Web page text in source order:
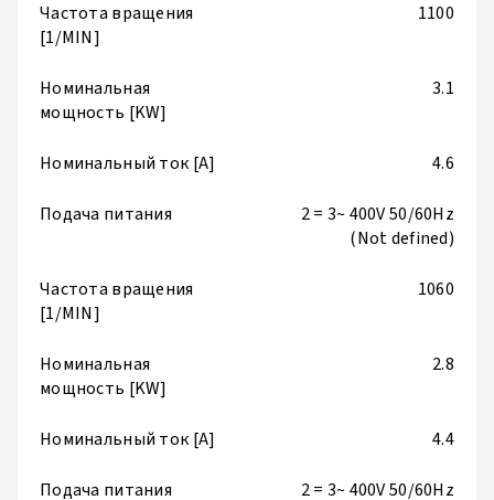
Частота вращения
[1/MIN]
1100
Номинальная
мощность [KW]
3.1
Номинальный ток [A] 4.6
Подача питания
2 = 3~ 400V 50/60Hz
(Not defined)
Частота вращения
[1/MIN]
1060
Номинальная
мощность [KW]
2.8
Номинальный ток [A] 4.4
Подача питания
2 = 3~ 400V 50/60Hz